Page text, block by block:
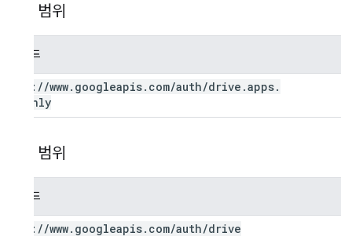
민감한 범위
범위 코드
https: //www. googleapis. com/auth/drive .apps.
readonly
제한된 범위
범위 코드
https: //www. googleapis. com/auth/drive